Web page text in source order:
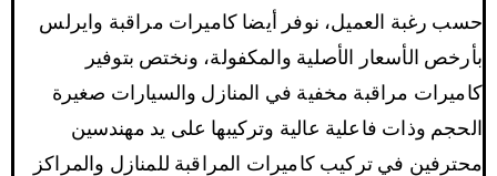
حسب رغبة العميل، نوفر أيضا كاميرات مراقبة وايرلس
بأرخص الأسعار الأصلية والمكفولة، ونختص بتوفير
كاميرات مراقبة مخفية في المنازل والسيارات صغيرة
الحجم وذات فاعلية عالية وتركيبها على يد مهندسين
محترفين في تركيب كاميرات المراقبة للمنازل والمراكز